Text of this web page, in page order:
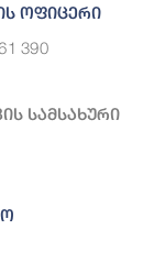
Ოფიცერი
390
Სამსახური